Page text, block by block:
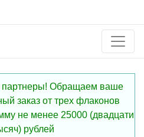
Обращаем ваше
заказ от трех флаконов
не менее 25000 (двадцати
рублей